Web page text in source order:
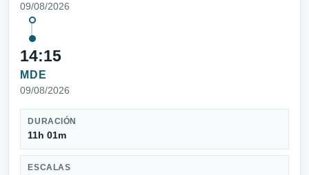
09/08/2026
14:15
MDE
09/08/2026
DURACIÓN
11h 01m
ESCALAS